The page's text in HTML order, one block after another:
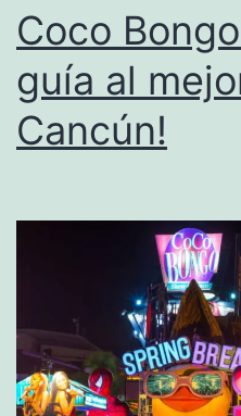
Coco
guía al
Cancún!